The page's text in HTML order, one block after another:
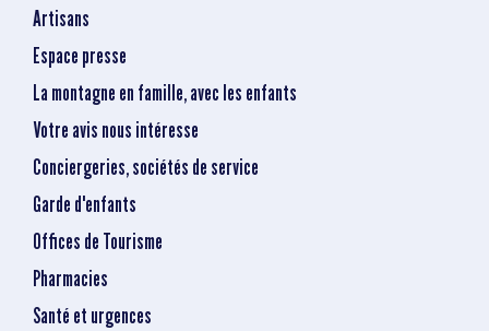
Artisans
Espace presse
La montagne en famille, avec les enfants
Votre avis nous intéresse
Conciergeries, sociétés de service
Garde d'enfants
Offices de Tourisme
Pharmacies
Santé et urgences